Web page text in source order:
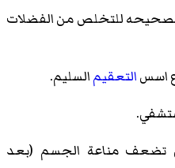
للتخلص من الفضلات
التعقيمالسليم.
تضعف مناعة الجسم (بعد